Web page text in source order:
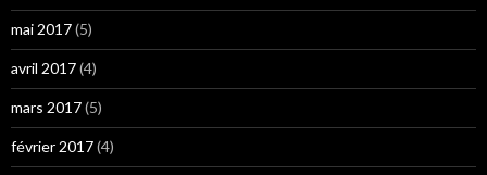
mai 2017(5)
avril 2017(4)
mars 2017(5)
février 2017(4)